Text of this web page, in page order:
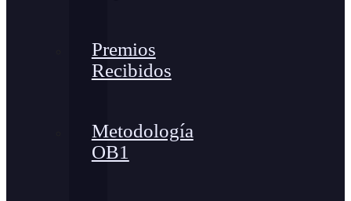
Premios
Recibidos
Metodología
OB1